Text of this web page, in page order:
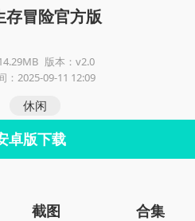
存冒险官方版
版本：v2.0
：2025-09-11 12:09
休闲
卓版下载
截图 合集